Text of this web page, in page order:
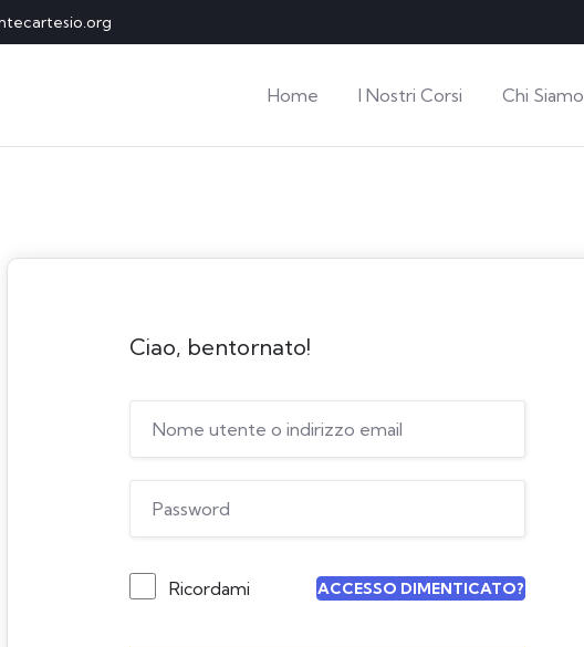
Home I Nostri Corsi Chi Siamo
Ciao, bentornato!
Ricordami ACCESSO DIMENTICATO?